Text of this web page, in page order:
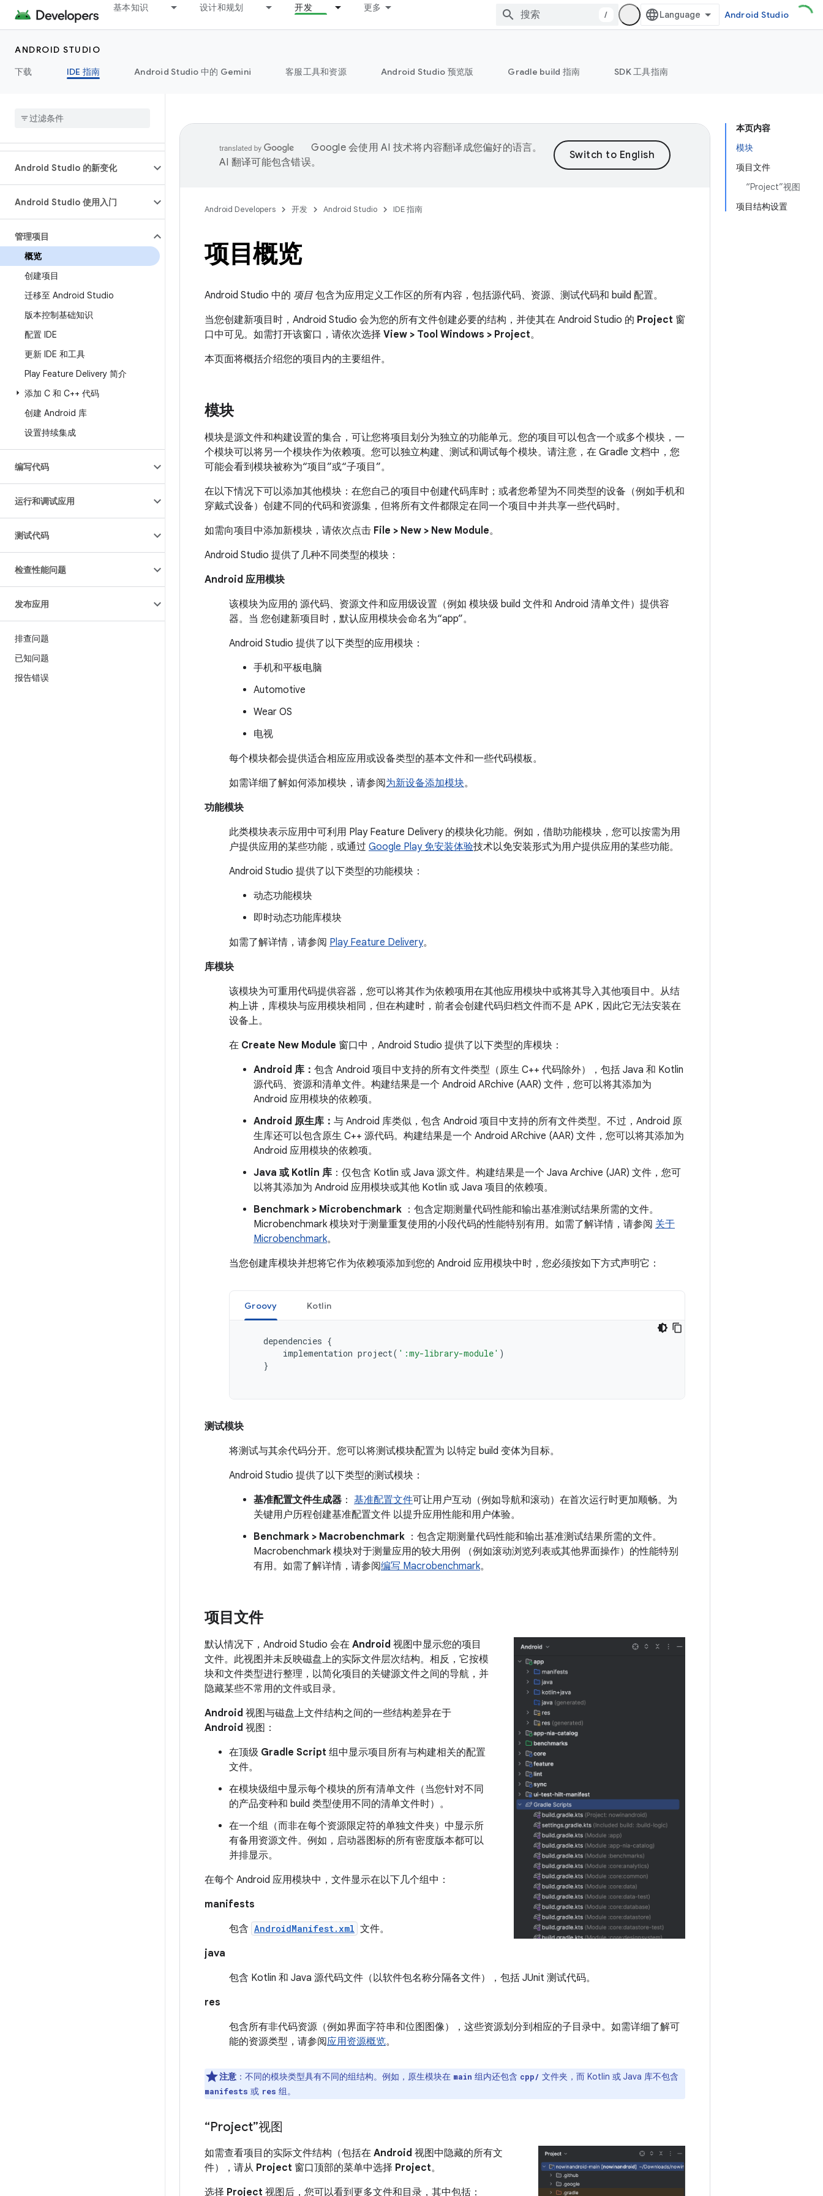
基本知识 设计和规划 开发 更多
/ Android Studio
ANDROID STUDIO
下载
IDE 指南 Android Studio 中的 Gemini 客服工具和资源 Android Studio 预览版 Gradle build 指南 SDK 工具指南
Android Studio 的新变化
Android Studio 使用入门
管理项目
概览
创建项目
迁移至 Android Studio
版本控制基础知识
配置 IDE
更新 IDE 和工具
Play Feature Delivery 简介
添加 C 和 C++ 代码
创建 Android 库
设置持续集成
编写代码
运行和调试应用
测试代码
检查性能问题
发布应用
排查问题
已知问题
报告错误
本页内容
模块
项目文件
“Project”视图
项目结构设置
Google 会使用 AI 技术将内容翻译成您偏好的语言。
AI 翻译可能包含错误。
Android Developers 开发 Android Studio IDE 指南
项目概览
Android Studio 中的 项目 包含为应用定义工作区的所有内容，包括源代码、资源、测试代码和 build 配置。
当您创建新项目时，Android Studio 会为您的所有文件创建必要的结构，并使其在 Android Studio 的 Project 窗
口中可见。如需打开该窗口，请依次选择 View > Tool Windows > Project。
本页面将概括介绍您的项目内的主要组件。
模块
模块是源文件和构建设置的集合，可让您将项目划分为独立的功能单元。您的项目可以包含一个或多个模块，一
个模块可以将另一个模块作为依赖项。您可以独立构建、测试和调试每个模块。请注意，在 Gradle 文档中，您
可能会看到模块被称为“项目”或“子项目”。
在以下情况下可以添加其他模块：在您自己的项目中创建代码库时；或者您希望为不同类型的设备（例如手机和
穿戴式设备）创建不同的代码和资源集，但将所有文件都限定在同一个项目中并共享一些代码时。
如需向项目中添加新模块，请依次点击 File > New > New Module。
Android Studio 提供了几种不同类型的模块：
Android 应用模块
该模块为应用的 源代码、资源文件和应用级设置（例如 模块级 build 文件和 Android 清单文件）提供容
器。当 您创建新项目时，默认应用模块会命名为“app”。
Android Studio 提供了以下类型的应用模块：
手机和平板电脑
Automotive
Wear OS
电视
每个模块都会提供适合相应应用或设备类型的基本文件和一些代码模板。
如需详细了解如何添加模块，请参阅为新设备添加模块。
功能模块
此类模块表示应用中可利用 Play Feature Delivery 的模块化功能。 例如，借助功能模块，您可以按需为用
户提供应用的某些功能，或通过 Google Play 免安装体验技术以免安装形式为用户提供应用的某些功能。
Android Studio 提供了以下类型的功能模块：
动态功能模块
即时动态功能库模块
如需了解详情，请参阅 Play Feature Delivery。
库模块
该模块为可重用代码提供容器，您可以将其作为依赖项用在其他应用模块中或将其导入其他项目中。从结
构上讲，库模块与应用模块相同，但在构建时，前者会创建代码归档文件而不是 APK，因此它无法安装在
设备上。
在 Create New Module 窗口中，Android Studio 提供了以下类型的库模块：
Android 库： 包含 Android 项目中支持的所有文件类型（原生 C++ 代码除外），包括 Java 和 Kotlin
源代码、资源和清单文件。构建结果是一个 Android ARchive (AAR) 文件，您可以将其添加为
Android 应用模块的依赖项。
Android 原生库： 与 Android 库类似，包含 Android 项目中支持的所有文件类型。不过，Android 原
生库还可以包含原生 C++ 源代码。构建结果是一个 Android ARchive (AAR) 文件，您可以将其添加为
Android 应用模块的依赖项。
Java 或 Kotlin 库 ：仅包含 Kotlin 或 Java 源文件。构建结果是一个 Java Archive (JAR) 文件，您可
以将其添加为 Android 应用模块或其他 Kotlin 或 Java 项目的依赖项。
Benchmark > Microbenchmark ：包含定期测量代码性能和输出基准测试结果所需的文件。
Microbenchmark 模块对于测量重复使用的小段代码的性能特别有用。如需了解详情，请参阅 关于
Microbenchmark。
当您创建库模块并想将它作为依赖项添加到您的 Android 应用模块中时，您必须按如下方式声明它：
Groovy Kotlin
dependencies {
implementation project( ':my-library-module' )
}
测试模块
将测试与其余代码分开。您可以将测试模块配置为 以特定 build 变体为目标。
Android Studio 提供了以下类型的测试模块：
基准配置文件生成器 ： 基准配置文件可让用户互动（例如导航和滚动）在首次运行时更加顺畅。为
关键用户历程创建基准配置文件 以提升应用性能和用户体验。
Benchmark > Macrobenchmark ：包含定期测量代码性能和输出基准测试结果所需的文件。
Macrobenchmark 模块对于测量应用的较大用例 （例如滚动浏览列表或其他界面操作）的性能特别
有用。如需了解详情，请参阅编写 Macrobenchmark。
项目文件
默认情况下，Android Studio 会在 Android 视图中显示您的项目
文件。此视图并未反映磁盘上的实际文件层次结构。相反，它按模
块和文件类型进行整理，以简化项目的关键源文件之间的导航，并
隐藏某些不常用的文件或目录。
Android 视图与磁盘上文件结构之间的一些结构差异在于
Android 视图：
在顶级 Gradle Script 组中显示项目所有与构建相关的配置
文件。
在模块级组中显示每个模块的所有清单文件（当您针对不同
的产品变种和 build 类型使用不同的清单文件时）。
在一个组（而非在每个资源限定符的单独文件夹）中显示所
有备用资源文件。例如，启动器图标的所有密度版本都可以
并排显示。
在每个 Android 应用模块中，文件显示在以下几个组中：
manifests
包含 AndroidManifest.xml 文件。
java
包含 Kotlin 和 Java 源代码文件（以软件包名称分隔各文件），包括 JUnit 测试代码。
res
包含所有非代码资源（例如界面字符串和位图图像），这些资源划分到相应的子目录中。如需详细了解可
能的资源类型，请参阅应用资源概览。
注意 ：不同的模块类型具有不同的组结构。例如，原生模块在 main 组内还包含 cpp/ 文件夹，而 Kotlin 或 Java 库不包含
manifests 或 res 组。
“Project”视图
如需查看项目的实际文件结构（包括在 Android 视图中隐藏的所有文
件），请从 Project 窗口顶部的菜单中选择 Project。
选择 Project 视图后，您可以看到更多文件和目录，其中包括：